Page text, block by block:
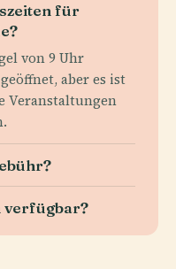
für
von 9 Uhr
aber es ist
Veranstaltungen
verfügbar?